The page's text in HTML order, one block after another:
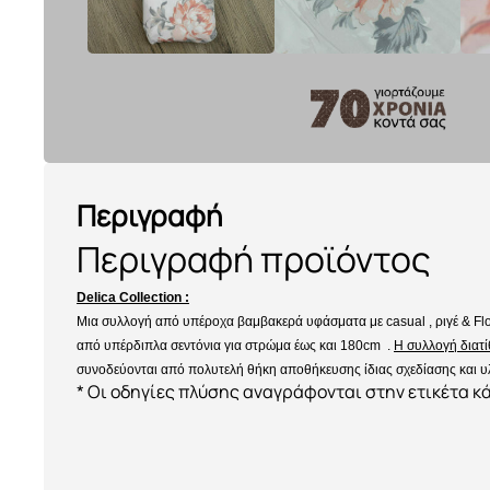
Γραφεία
Καθίσματα γραφείου
Διάφορα Διακοσμητικά
Καθρέπτες – Πίνακες
Χαλιά Ekbatan
Μπουφέδες
Τραπέζια Σαλονιού
Σύνθετα – έπιπλα TV
ΛΕΥΚΑ ΕΙΔΗ ΜΠΑΝΙΟΥ
ΑΡΩΜΑΤΙΚΑ ΧΩΡΟΥ
ΔΙΑΚΟΣΜΗΣΗ
ΦΩΤΙΣΜΟΣ
Περιγραφή
Περιγραφή προϊόντος
Delica Collection :
Μια συλλογή από υπέροχα βαμβακερά υφάσματα με casual , ριγέ &
από υπέρδιπλα σεντόνια για στρώμα έως και 180cm . Η συλλογή
συνοδεύονται από πολυτελή θήκη αποθήκευσης ίδιας σχεδίασης και
* Οι οδηγίες πλύσης αναγράφονται στην ετικέτα